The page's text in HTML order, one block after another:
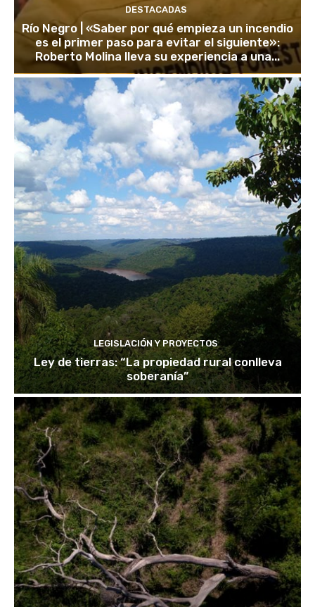
DESTACADAS
Río Negro | «Saber por qué empieza un incendio
es el primer paso para evitar el siguiente»:
Roberto Molina lleva su experiencia a una...
LEGISLACIÓN Y PROYECTOS
Ley de tierras: “La propiedad rural conlleva
soberanía”